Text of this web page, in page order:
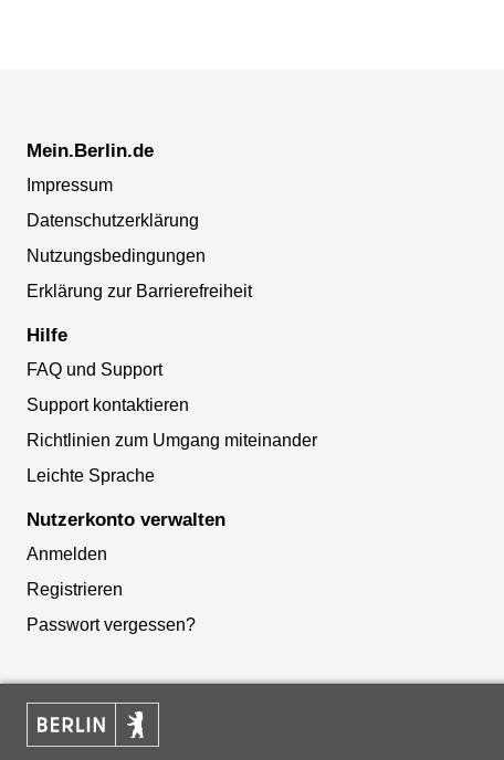
Mein.Berlin.de
Impressum
Datenschutzerklärung
Nutzungsbedingungen
Erklärung zur Barrierefreiheit
Hilfe
FAQ und Support
Support kontaktieren
Richtlinien zum Umgang miteinander
Leichte Sprache
Nutzerkonto verwalten
Anmelden
Registrieren
Passwort vergessen?